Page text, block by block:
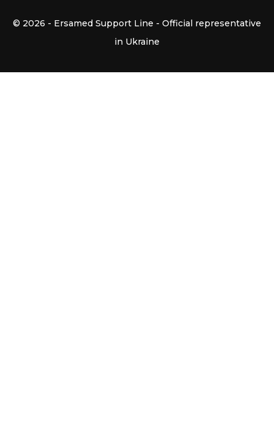
© 2026 - Ersamed Support Line - Official representative
in Ukraine